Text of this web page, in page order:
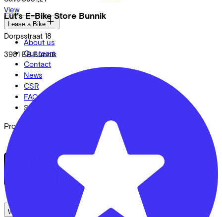
Lut's E-Bike Store Bunnik
Dorpsstraat 18
3981 EB Bunnik
View
Lease a Bike
About us
Our team
Contact
News
CSR
FAQ
Security & Privacy
Proud partner of
We enable mobility